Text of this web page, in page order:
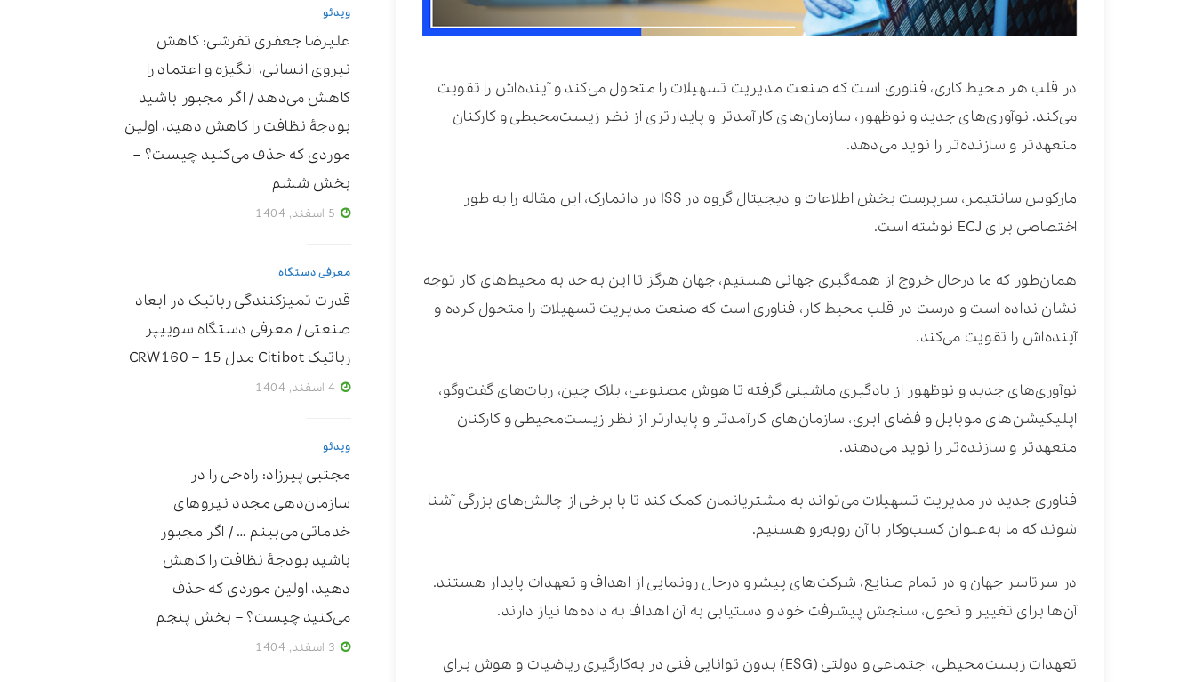
در قلب هر محیط کاری، فناوری است که صنعت مدیریت تسهیلات را متحول می‌کند و آینده‌اش را تقویت
می‌کند. نوآوری‌های جدید و نوظهور، سازمان‌های کارآمدتر و پایدارتری از نظر زیست‌محیطی و کارکنان
متعهدتر و سازنده‌تر را نوید می‌دهد.
مارکوس سانتیمر، سرپرست بخش اطلاعات و دیجیتال گروه در ISS در دانمارک، این مقاله را به طور
اختصاصی برای ECJ نوشته است.
همان‌طور که ما درحال خروج از همه‌گیری جهانی هستیم، جهان هرگز تا این به حد به محیط‌های کار توجه
نشان نداده است و درست در قلب محیط کار، فناوری است که صنعت مدیریت تسهیلات را متحول کرده و
آینده‌اش را تقویت می‌کند.
نوآوری‌های جدید و نوظهور از یادگیری ماشینی گرفته تا هوش مصنوعی، بلاک چین، ربات‌های گفت‌وگو،
اپلیکیشن‌های موبایل و فضای ابری، سازمان‌های کارآمدتر و پایدارتر از نظر زیست‌محیطی و کارکنان
متعهدتر و سازنده‌تر را نوید می‌دهند.
فناوری جدید در مدیریت تسهیلات می‌تواند به مشتریانمان کمک کند تا با برخی از چالش‌های بزرگی آشنا
شوند که ما به‌عنوان کسب‌وکار با آن روبه‌رو هستیم.
در سرتاسر جهان و در تمام صنایع، شرکت‌های پیشرو درحال رونمایی از اهداف و تعهدات پایدار هستند.
آن‌ها برای تغییر و تحول، سنجش پیشرفت خود و دستیابی به آن اهداف به داده‌ها نیاز دارند.
تعهدات زیست‌محیطی، اجتماعی و دولتی (ESG) بدون توانایی فنی در به‌کارگیری ریاضیات و هوش برای
ویدئو
علیرضا جعفری تفرشی: کاهش
نیروی انسانی، انگیزه و اعتماد را
کاهش می‌دهد / اگر مجبور باشید
بودجۀ نظافت را کاهش دهید، اولین
موردی که حذف می‌کنید چیست؟ –
بخش ششم
معرفی دستگاه
قدرت تمیزکنندگی رباتیک در ابعاد
صنعتی / معرفی دستگاه سوییپر
رباتیک Citibot مدل CRW160 – 15
ویدئو
مجتبی پیرزاد: راه‌حل را در
سازمان‌دهی مجدد نیروهای
خدماتی می‌بینم … / اگر مجبور
باشید بودجۀ نظافت را کاهش
دهید، اولین موردی که حذف
می‌کنید چیست؟ – بخش پنجم